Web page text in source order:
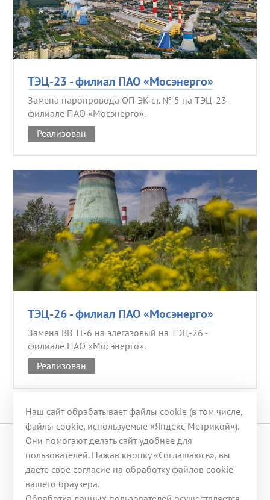
ТЭЦ-23 - филиал ПАО «Мосэнерго»
Замена паропровода ОП ЭК ст. № 5 на ТЭЦ-23 -
филиале ПАО «Мосэнерго».
Реализован
ТЭЦ-26 - филиал ПАО «Мосэнерго»
Замена ВВ ТГ-6 на элегазовый на ТЭЦ-26 -
филиале ПАО «Мосэнерго».
Реализован
© 2008-2026 ООО «ГЭХ ТЭР»
117246, г. Москва, ул. Херсонская, д. 43, корп. 3
Телефон: +7 (499) 653-53-07
Наш сайт обрабатывает файлы cookie (в том числе,
файлы cookie, используемые «Яндекс Метрикой»).
Они помогают делать сайт удобнее для
пользователей. Нажав кнопку «Соглашаюсь», вы
даете свое согласие на обработку файлов cookie
вашего браузера.